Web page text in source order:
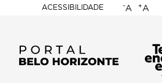
ACESSIBILIDADE
BELO
-A +A